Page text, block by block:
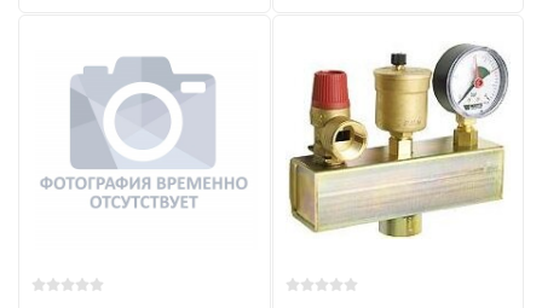
Техническое обслуживание
Выбор группы безопасности
При выборе учитывать:
Тип системы отопления